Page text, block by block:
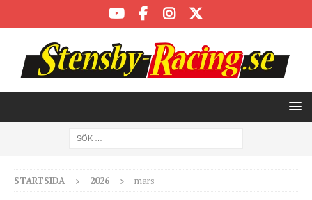
STARTSIDA 2026 mars